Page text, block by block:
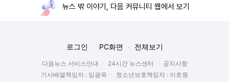
뉴스 밖 이야기, 다음 커뮤니티 웹에서 보기
로그인 PC화면 전체보기
다음뉴스 서비스안내 24시간 뉴스센터
공지사항
기사배열책임자 : 임광욱
청소년보호책임자 : 이호원